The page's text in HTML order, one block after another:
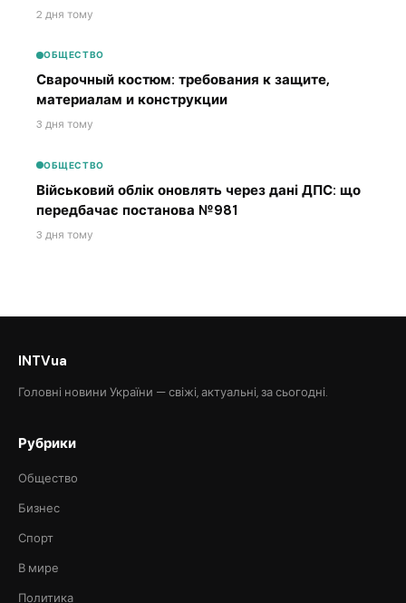
2 дня тому
ОБЩЕСТВО
Сварочный костюм: требования к защите,
материалам и конструкции
3 дня тому
ОБЩЕСТВО
Військовий облік оновлять через дані ДПС: що
передбачає постанова №981
3 дня тому
INTVua
Головні новини України — свіжі, актуальні, за сьогодні.
Рубрики
Общество
Бизнес
Спорт
В мире
Политика